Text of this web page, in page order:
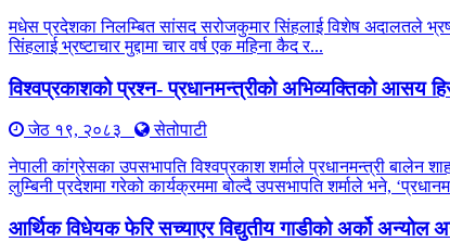
मधेस प्रदेशका निलम्बित सांसद सरोजकुमार सिंहलाई विशेष अदालतले
सिंहलाई भ्रष्टाचार मुद्दामा चार वर्ष एक महिना कैद र...
विश्वप्रकाशको प्रश्न- प्रधानमन्त्रीको अभिव्यक्तिको आसय
जेठ १९, २०८३
सेतोपाटी
नेपाली कांग्रेसका उपसभापति विश्वप्रकाश शर्माले प्रधानमन्त्री बालेन
लुम्बिनी प्रदेशमा गरेको कार्यक्रममा बोल्दै उपसभापति शर्माले भने,
आर्थिक विधेयक फेरि सच्याएर विद्युतीय गाडीको अर्को अन्योल